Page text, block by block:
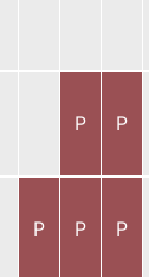
P P
P P P